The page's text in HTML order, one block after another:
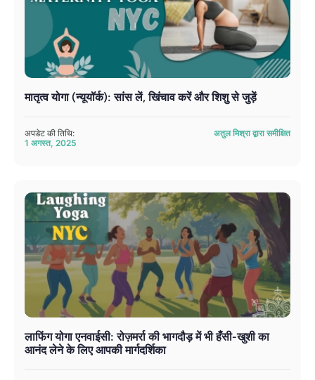
मातृत्व योगा (न्यूयॉर्क): सांस लें, खिंचाव करें और शिशु से जुड़ें
अपडेट की तिथि:
1 अगस्त, 2025
अतुल मिश्रा द्वारा समीक्षित
लाफिंग योगा एनवाईसी: रोज़मर्रा की भागदौड़ में भी हँसी-खुशी का
आनंद लेने के लिए आपकी मार्गदर्शिका